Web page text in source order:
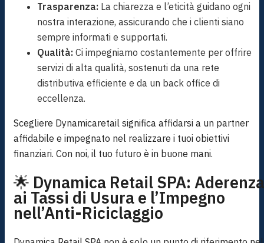
Trasparenza: La chiarezza e l’eticità guidano ogni
nostra interazione, assicurando che i clienti siano
sempre informati e supportati.
Qualità: Ci impegniamo costantemente per offrire
servizi di alta qualità, sostenuti da una rete
distributiva efficiente e da un back office di
eccellenza.
Scegliere Dynamicaretail significa affidarsi a un partner
affidabile e impegnato nel realizzare i tuoi obiettivi
finanziari. Con noi, il tuo futuro è in buone mani.
🌟 Dynamica Retail SPA: Aderenza
ai Tassi di Usura e l’Impegno
nell’Anti-Riciclaggio